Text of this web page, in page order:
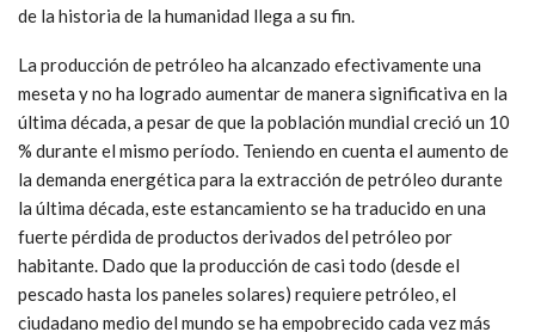
de la historia de la humanidad llega a su fin.
La producción de petróleo ha alcanzado efectivamente una
meseta y no ha logrado aumentar de manera significativa en la
última década, a pesar de que la población mundial creció un 10
% durante el mismo período. Teniendo en cuenta el aumento de
la demanda energética para la extracción de petróleo durante
la última década, este estancamiento se ha traducido en una
fuerte pérdida de productos derivados del petróleo por
habitante. Dado que la producción de casi todo (desde el
pescado hasta los paneles solares) requiere petróleo, el
ciudadano medio del mundo se ha empobrecido cada vez más